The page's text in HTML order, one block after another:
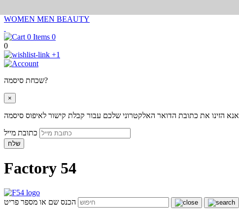
WOMEN MEN BEAUTY
0
0
+1
שכחת סיסמה?
×
אנא הזינו את כתובת הדואר האלקטרוני שלכם עבור קבלת קישור לאיפוס סיסמה
שלח
Factory 54
הכנס שם או מספר פריט